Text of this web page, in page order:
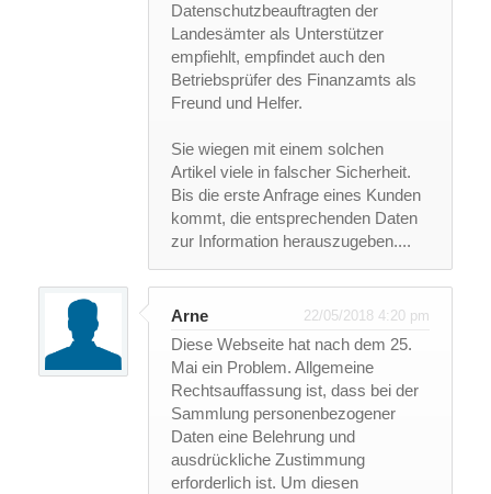
Datenschutzbeauftragten der
Landesämter als Unterstützer
empfiehlt, empfindet auch den
Betriebsprüfer des Finanzamts als
Freund und Helfer.
Sie wiegen mit einem solchen
Artikel viele in falscher Sicherheit.
Bis die erste Anfrage eines Kunden
kommt, die entsprechenden Daten
zur Information herauszugeben....
Arne 22/05/2018 4:20 pm
Diese Webseite hat nach dem 25.
Mai ein Problem. Allgemeine
Rechtsauffassung ist, dass bei der
Sammlung personenbezogener
Daten eine Belehrung und
ausdrückliche Zustimmung
erforderlich ist. Um diesen